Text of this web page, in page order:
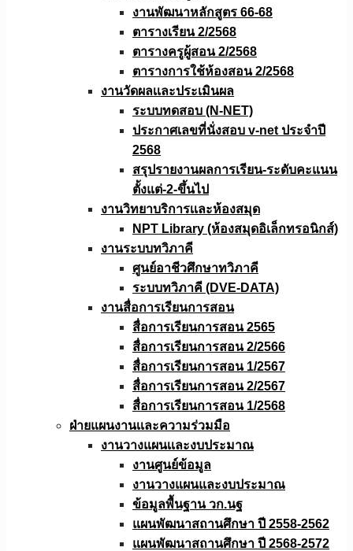
งานพัฒนาหลักสูตร 66-68
ตารางเรียน 2/2568
ตารางครูผู้สอน 2/2568
ตารางการใช้ห้องสอน 2/2568
งานวัดผลเเละประเมินผล
ระบบทดสอบ (N-NET)
ประกาศเลขที่นั่งสอบ v-net ประจำปี
2568
สรุปรายงานผลการเรียน-ระดับคะแนน
ตั้งแต่-2-ขึ้นไป
งานวิทยาบริการเเละห้องสมุด
NPT Library (ห้องสมุดอิเล็กทรอนิกส์)
งานระบบทวิภาคี
ศูนย์อาชีวศึกษาทวิภาคี
ระบบทวิภาคี (DVE-DATA)
งานสื่อการเรียนการสอน
สื่อการเรียนการสอน 2565
สื่อการเรียนการสอน 2/2566
สื่อการเรียนการสอน 1/2567
สื่อการเรียนการสอน 2/2567
สื่อการเรียนการสอน 1/2568
ฝ่ายแผนงานเเละความร่วมมือ
งานวางแผนเเละงบประมาณ
งานศูนย์ข้อมูล
งานวางแผนและงบประมาณ
ข้อมูลพื้นฐาน วก.นฐ
แผนพัฒนาสถานศึกษา ปี 2558-2562
แผนพัฒนาสถานศึกษา ปี 2568-2572